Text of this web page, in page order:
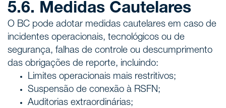
5.6. Medidas Cautelares
O BC pode adotar medidas cautelares em caso de
incidentes operacionais, tecnológicos ou de
segurança, falhas de controle ou descumprimento
das obrigações de reporte, incluindo:
Limites operacionais mais restritivos;
Suspensão de conexão à RSFN;
Auditorias extraordinárias;